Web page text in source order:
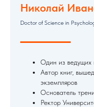
Николай
Doctor of Science in
Один из ведущих
Автор книг,
экземпляров
Основатель
Ректор